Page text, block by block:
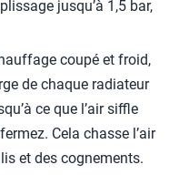
jusqu’à 1,5 bar,
coupé et froid,
de chaque radiateur
ce que l’air siffle
Cela chasse l’air
et des cognements.